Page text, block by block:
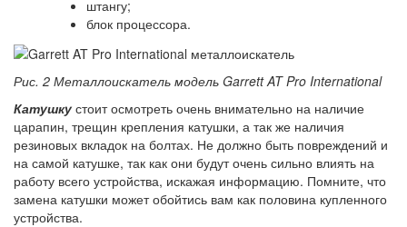
штангу;
блок процессора.
Рис. 2 Металлоискатель модель Garrett AT Pro International
Катушку стоит осмотреть очень внимательно на наличие
царапин, трещин крепления катушки, а так же наличия
резиновых вкладок на болтах. Не должно быть повреждений и
на самой катушке, так как они будут очень сильно влиять на
работу всего устройства, искажая информацию. Помните, что
замена катушки может обойтись вам как половина купленного
устройства.